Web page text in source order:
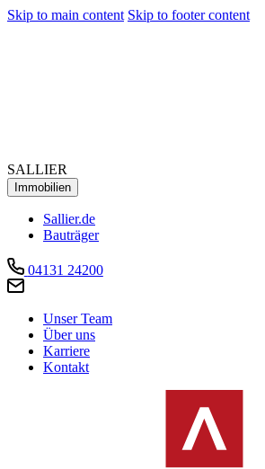
Skip to main content Skip to footer content
SALLIER
Immobilien
Sallier.de
Bauträger
04131 24200
Unser Team
Über uns
Karriere
Kontakt